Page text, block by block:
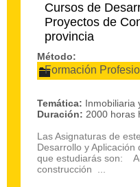
Cursos de
Proyectos de
provincia
Método:
Formación
Temática: Inmobiliaria
Duración: 2000 horas
Las Asignaturas de
Desarrollo y Aplicación
que estudiarás son:
construcción ...